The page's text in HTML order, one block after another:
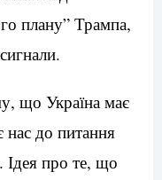
плану” Трампа,
що Україна має
нас до питання
Ідея про те, що